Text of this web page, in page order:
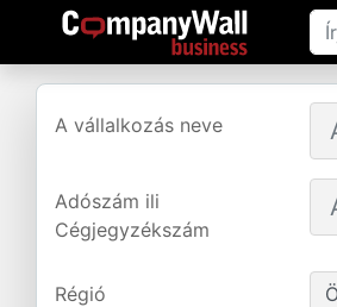
A vállalkozás neve
Adószám ili
Cégjegyzékszám
Régió